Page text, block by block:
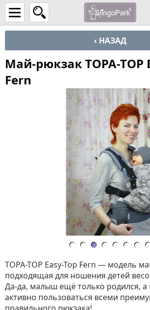
‹ НАЗАД
Май-рюкзак TOPA-TOP
Fern
TOPA-TOP Easy-Top Fern — модель
подходящая для ношения детей
Да-да, малыш ещё только родился,
активно пользоваться всеми